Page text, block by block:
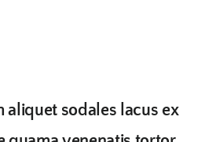
aliquet sodales lacus ex